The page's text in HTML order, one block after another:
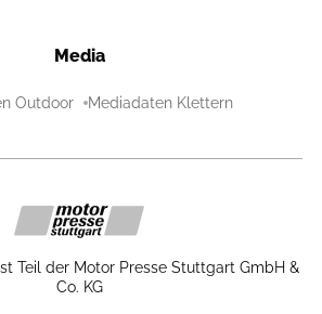
Media
Outdoor Mediadaten Klettern
Teil der Motor Presse Stuttgart GmbH &
Co. KG